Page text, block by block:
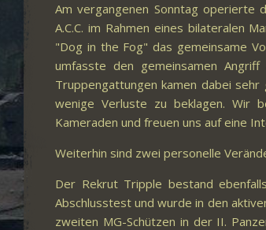
Am vergangenen Sonntag operierte
A.C.C. im Rahmen eines bilateralen
"Dog in the Fog" das gemeinsame
umfasste den gemeinsamen
Truppengattungen kamen dabei
wenige Verluste zu beklagen. Wir
Kameraden und freuen uns auf eine
Weiterhin sind zwei personelle
Der Rekrut Tripple bestand
Abschlusstest und wurde in den
zweiten MG-Schützen in der II.